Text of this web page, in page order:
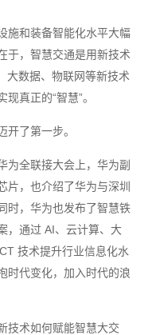
施和装备智能化水平大幅
于，智慧交通是用新技术
大数据、物联网等新技术
真正的“智慧”。
开了第一步。
全联接大会上，华为副
片，也介绍了华为与深圳
时，华为也发布了智慧铁
，通过 AI、云计算、大
技术提升行业信息化水
时代变化，加入时代的浪
技术如何赋能智慧大交